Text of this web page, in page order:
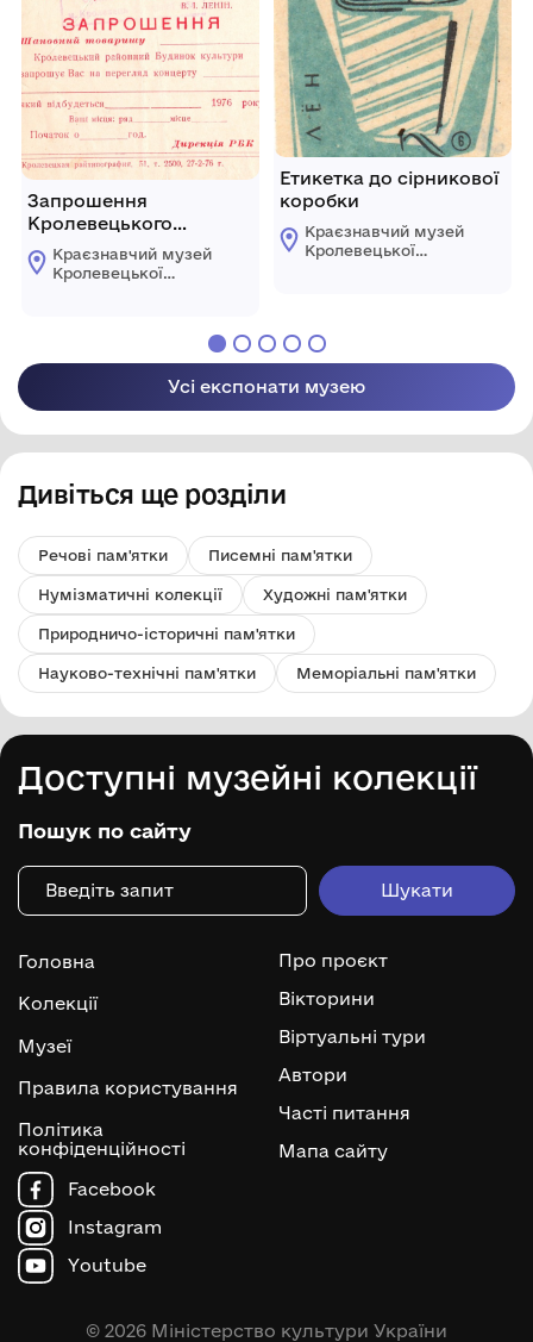
Запрошення
Кролевецького
районного Будинку
культури на перегляд
Краєзнавчий музей
Кролевецької
Етикетка до сірникової
коробки
Краєзнавчий музей
Кролевецької
Усі експонати музею
Дивіться ще розділи
Речові пам'ятки Писемні пам'ятки
Нумізматичні колекції Художні пам'ятки
Природничо-історичні пам'ятки
Науково-технічні пам'ятки Меморіальні пам'ятки
Доступні музейні колекції
Пошук по сайту
Головна
Колекції
Музеї
Правила користування
Політика
конфіденційності
Про проєкт
Вікторини
Віртуальні тури
Автори
Часті питання
Мапа сайту
Facebook
Instagram
Youtube
© 2026 Міністерство культури України